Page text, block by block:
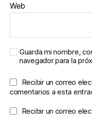
Web
Guarda mi nombre,
navegador para la
Recibir un correo
comentarios a esta
Recibir un correo